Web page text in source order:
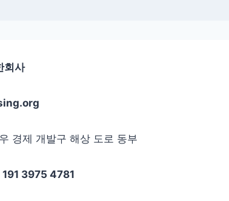
회사
경제 개발구 해상 도로 동부
3975 4781